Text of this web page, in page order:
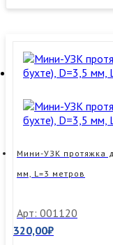
Мини-УЗК протяжка
мм, L=3 метров
Арт: 001120
320,00₽